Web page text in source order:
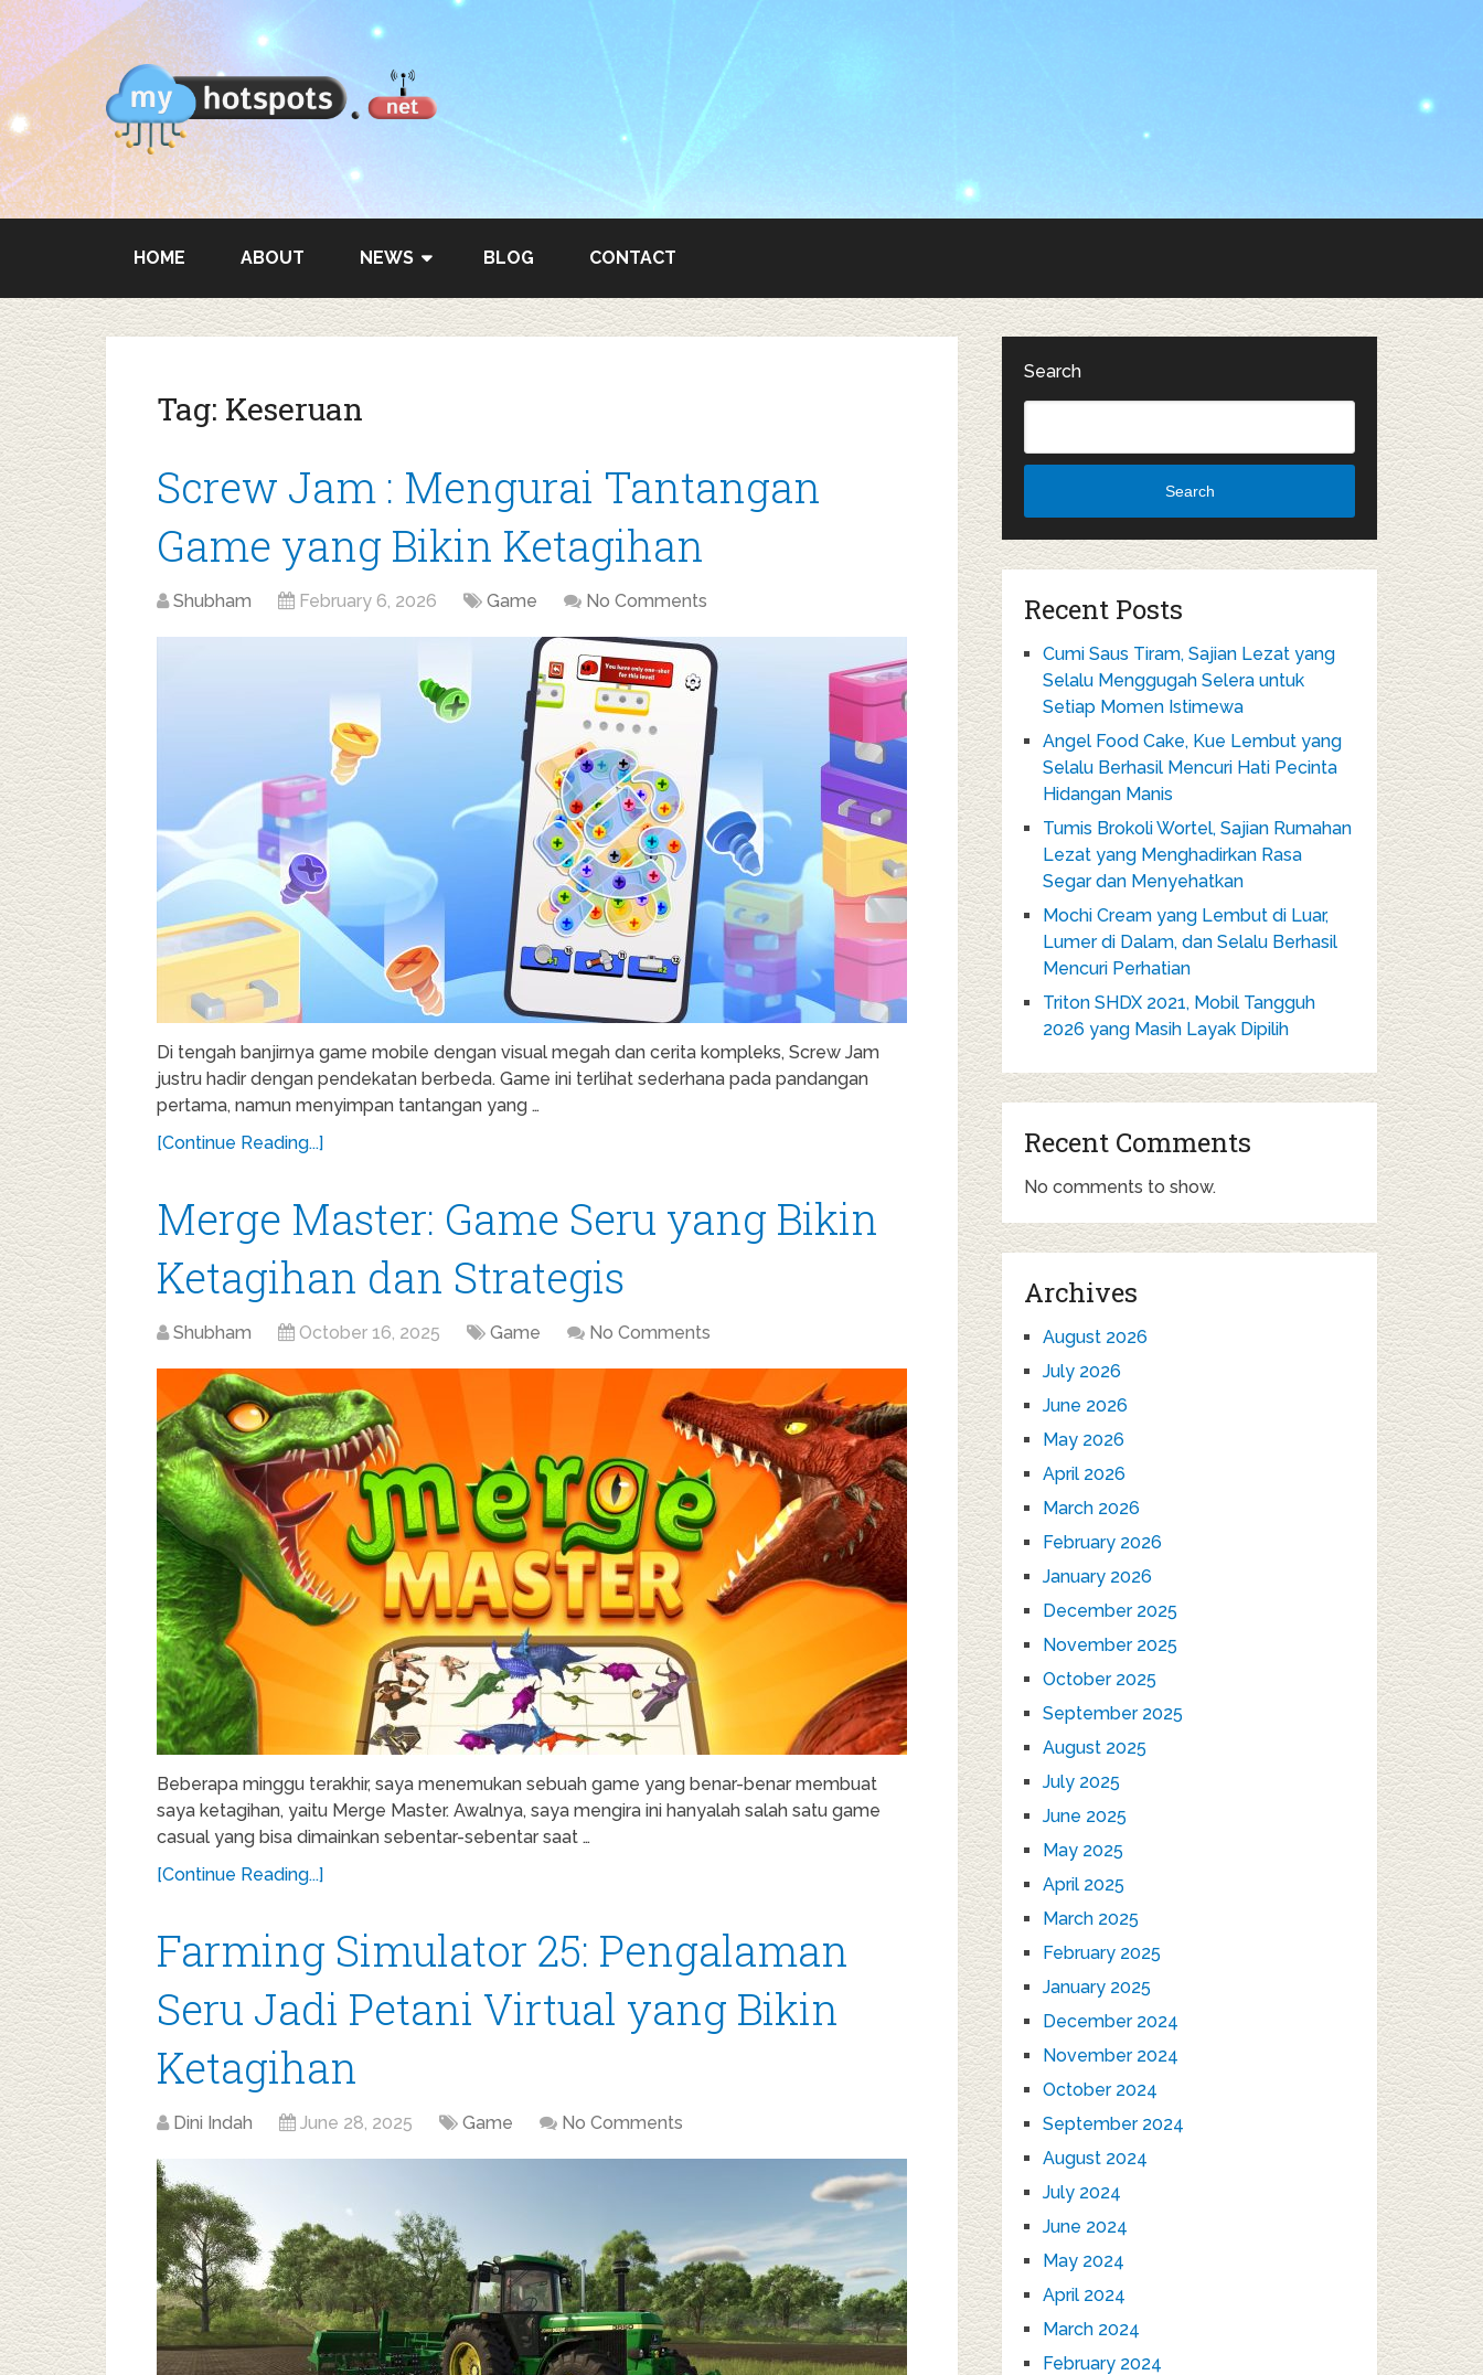
HOME ABOUT NEWS BLOG CONTACT
Tag: Keseruan
Screw Jam : Mengurai Tantangan
Game yang Bikin Ketagihan
Shubham February 6, 2026 Game No Comments
Di tengah banjirnya game mobile dengan visual megah dan cerita kompleks, Screw Jam
justru hadir dengan pendekatan berbeda. Game ini terlihat sederhana pada pandangan
pertama, namun menyimpan tantangan yang …
[Continue Reading...]
Merge Master: Game Seru yang Bikin
Ketagihan dan Strategis
Shubham October 16, 2025 Game No Comments
Beberapa minggu terakhir, saya menemukan sebuah game yang benar-benar membuat
saya ketagihan, yaitu Merge Master. Awalnya, saya mengira ini hanyalah salah satu game
casual yang bisa dimainkan sebentar-sebentar saat …
[Continue Reading...]
Farming Simulator 25: Pengalaman
Seru Jadi Petani Virtual yang Bikin
Ketagihan
Dini Indah June 28, 2025 Game No Comments
Search
Search
Recent Posts
Cumi Saus Tiram, Sajian Lezat yang
Selalu Menggugah Selera untuk
Setiap Momen Istimewa
Angel Food Cake, Kue Lembut yang
Selalu Berhasil Mencuri Hati Pecinta
Hidangan Manis
Tumis Brokoli Wortel, Sajian Rumahan
Lezat yang Menghadirkan Rasa
Segar dan Menyehatkan
Mochi Cream yang Lembut di Luar,
Lumer di Dalam, dan Selalu Berhasil
Mencuri Perhatian
Triton SHDX 2021, Mobil Tangguh
2026 yang Masih Layak Dipilih
Recent Comments
No comments to show.
Archives
August 2026
July 2026
June 2026
May 2026
April 2026
March 2026
February 2026
January 2026
December 2025
November 2025
October 2025
September 2025
August 2025
July 2025
June 2025
May 2025
April 2025
March 2025
February 2025
January 2025
December 2024
November 2024
October 2024
September 2024
August 2024
July 2024
June 2024
May 2024
April 2024
March 2024
February 2024